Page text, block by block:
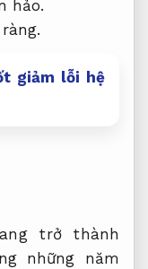
hảo.
giảm lỗi hệ
trở thành
những năm